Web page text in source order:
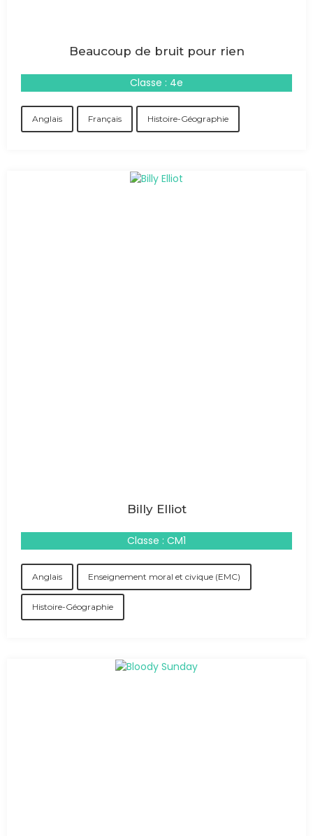
Beaucoup de bruit pour rien
Classe : 4e
Anglais Français Histoire-Géographie
Billy Elliot
Classe : CM1
Anglais Enseignement moral et civique (EMC)
Histoire-Géographie